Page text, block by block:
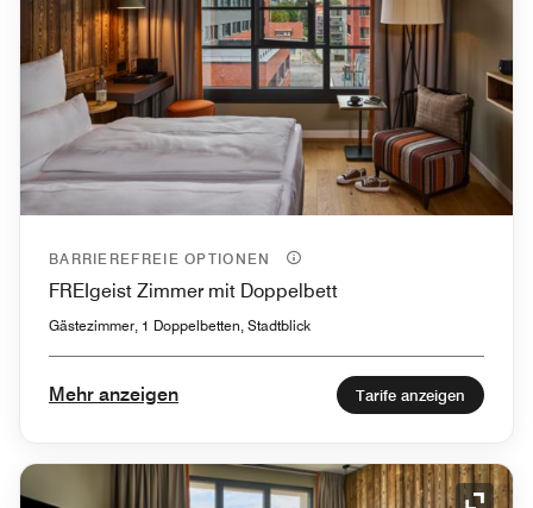
BARRIEREFREIE OPTIONEN
FREIgeist Zimmer mit Doppelbett
Gästezimmer, 1 Doppelbetten, Stadtblick
Mehr anzeigen Tarife anzeigen